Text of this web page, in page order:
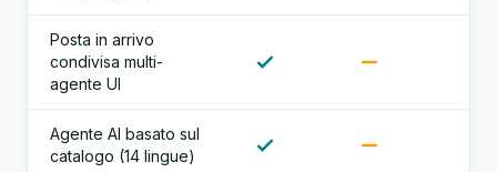
Posta in arrivo
condivisa multi-
agente UI
Agente AI basato sul
catalogo (14 lingue)